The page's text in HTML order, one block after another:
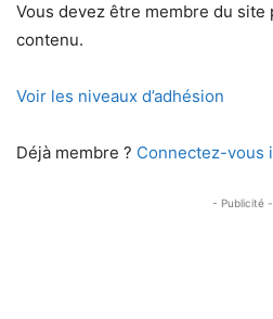
Vous devez être membre du site
contenu.
Voir les niveaux d’adhésion
Déjà membre ? Connectez-vous
- Publicité -